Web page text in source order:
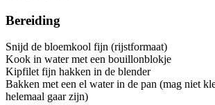
Bereiding
Snijd de bloemkool fijn (rijstformaat)
Kook in water met een bouillonblokje
Kipfilet fijn hakken in de blender
Bakken met een el water in de pan (mag niet
helemaal gaar zijn)